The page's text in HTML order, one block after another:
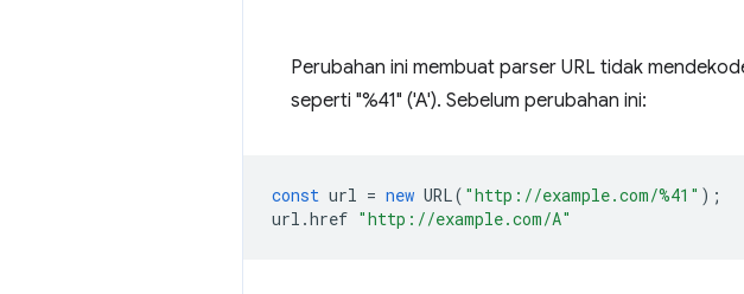
Perubahan ini membuat parser URL tidak
seperti "%41" ('A'). Sebelum perubahan ini:
const url = new URL( "http://example.com/%41" );
url .href "http://example.com/A"